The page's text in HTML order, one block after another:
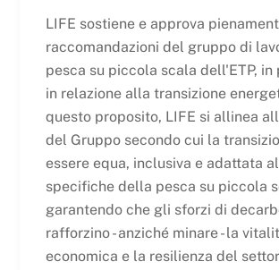
LIFE sostiene e approva
raccomandazioni del gruppo di
pesca su piccola scala dell'ETP,
in relazione alla transizione
questo proposito, LIFE si allinea
del Gruppo secondo cui la
essere equa, inclusiva e adattata
specifiche della pesca su piccola
garantendo che gli sforzi di
rafforzino - anziché minare - la
economica e la resilienza del